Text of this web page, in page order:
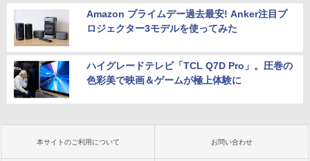
Amazon プライムデー過去最安! Anker注目プ
ロジェクター3モデルを使ってみた
ハイグレードテレビ「TCL Q7D Pro」。圧巻の
色彩美で映画＆ゲームが極上体験に
本サイトのご利用について お問い合わせ